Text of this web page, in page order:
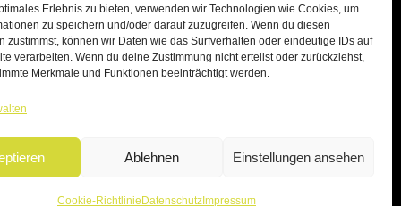
Erlebnis zu bieten, verwenden wir Technologien wie Cookies, um
zu speichern und/oder darauf zuzugreifen. Wenn du diesen
zustimmst, können wir Daten wie das Surfverhalten oder eindeutige IDs auf
verarbeiten. Wenn du deine Zustimmung nicht erteilst oder zurückziehst,
Merkmale und Funktionen beeinträchtigt werden.
Ablehnen Einstellungen ansehen
Cookie-Richtlinie DatenschutzImpressum